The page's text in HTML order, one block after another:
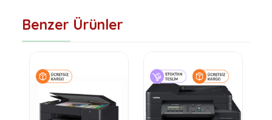
Benzer Ürünler